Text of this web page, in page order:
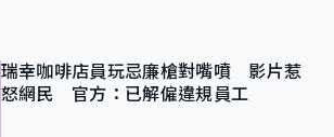
瑞幸咖啡店員玩忌廉槍對嘴噴 影片惹
怒網民 官方：已解僱違規員工